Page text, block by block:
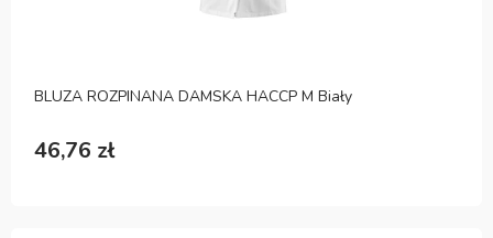
BLUZA ROZPINANA DAMSKA HACCP M Biały
46,76 zł